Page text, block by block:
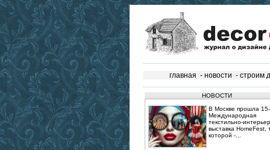
главная - новости - строим
НОВОСТИ
В Москве прошла
Международная
выставка HomeFest,
которой -...